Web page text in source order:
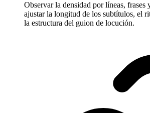
Observar la densidad por líneas, frases
ajustar la longitud de los subtítulos, el
la estructura del guion de locución.